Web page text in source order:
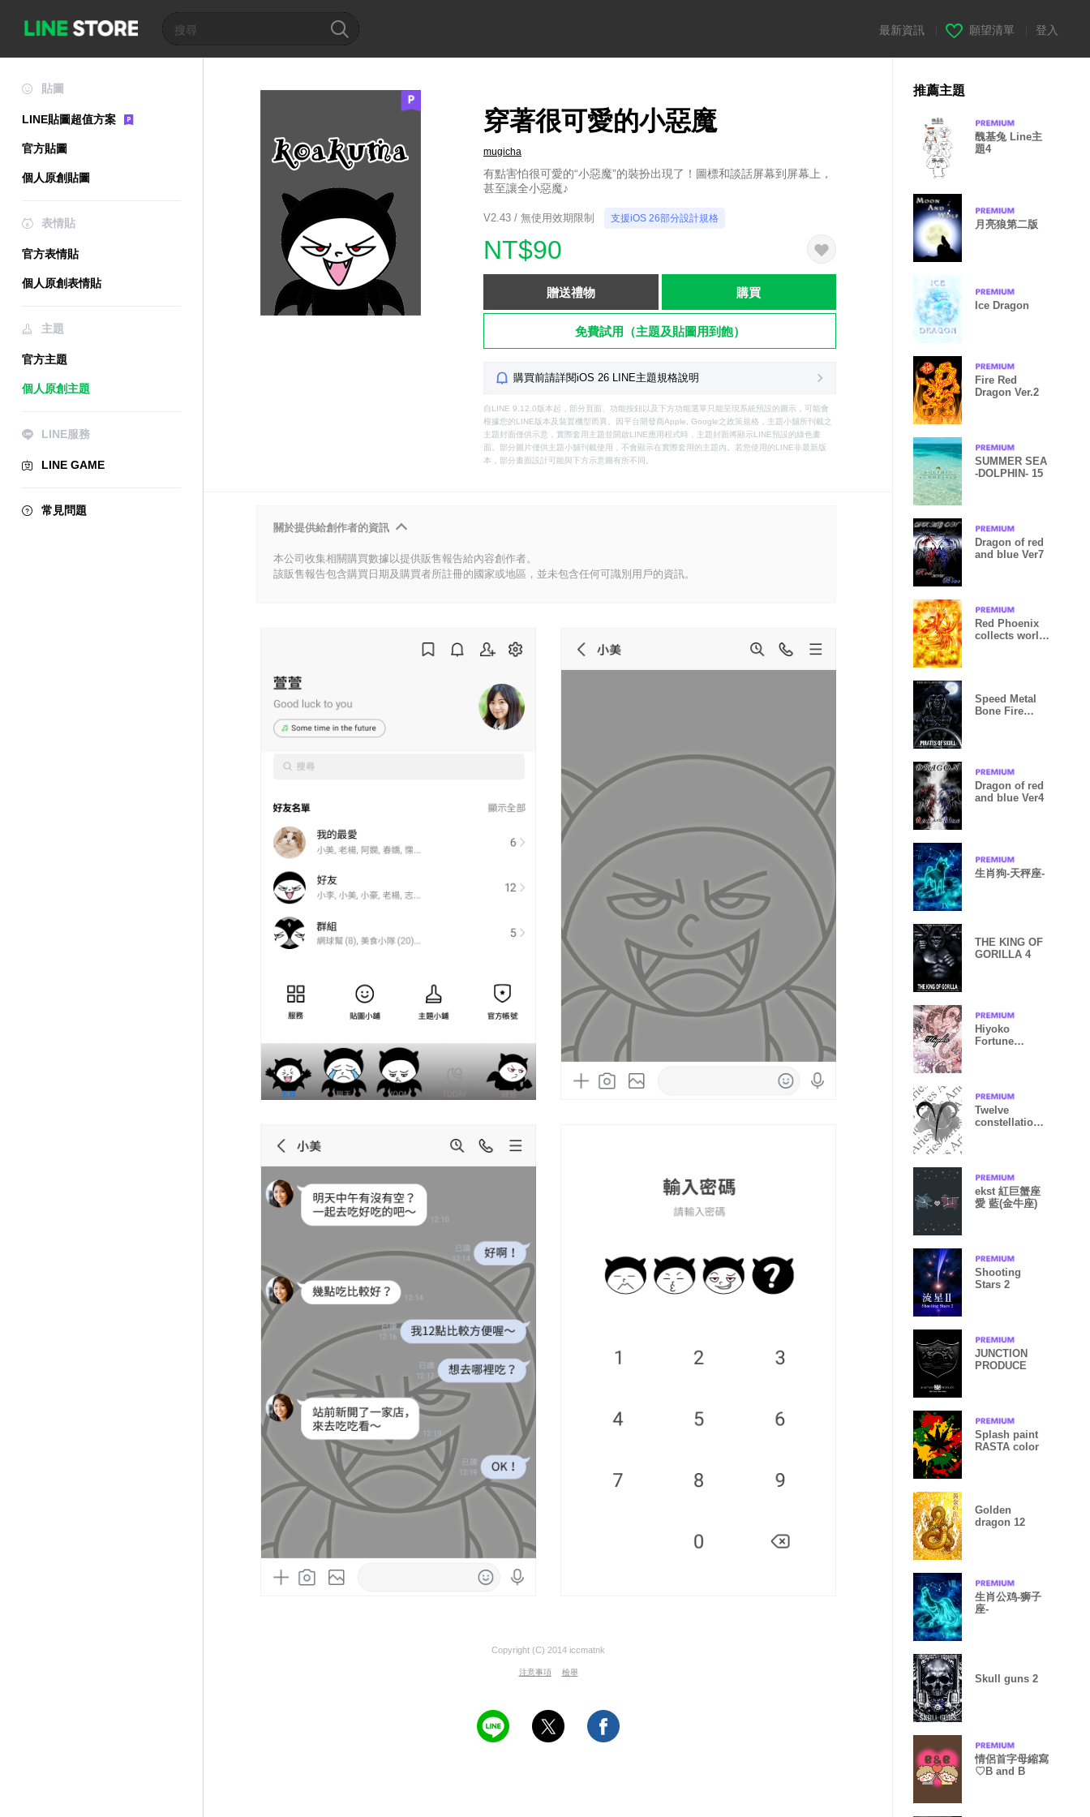
最新資訊 願望清單 登入
貼圖
LINE貼圖超值方案
官方貼圖
個人原創貼圖
表情貼
官方表情貼
個人原創表情貼
主題
官方主題
個人原創主題
LINE服務
LINE GAME
常見問題
穿著很可愛的小惡魔
mugicha
有點害怕很可愛的“小惡魔”的裝扮出現了！圖標和談話屏幕到屏幕上，
甚至讓全小惡魔♪
V2.43 / 無使用效期限制 支援iOS 26部分設計規格
NT$90
贈送禮物 購買
免費試用（主題及貼圖用到飽）
購買前請詳閱iOS 26 LINE主題規格說明
自LINE 9.12.0版本起，部分頁面、功能按鈕以及下方功能選單只能呈現系統預設的圖示，可能會
根據您的LINE版本及裝置機型而異。因平台開發商Apple, Google之政策規格，主題小舖所刊載之
主題封面僅供示意，實際套用主題並開啟LINE應用程式時，主題封面將顯示LINE預設的綠色畫
面。部分圖片僅供主題小舖刊載使用，不會顯示在實際套用的主題內。若您使用的LINE非最新版
本，部分畫面設計可能與下方示意圖有所不同。
關於提供給創作者的資訊
本公司收集相關購買數據以提供販售報告給內容創作者。
該販售報告包含購買日期及購買者所註冊的國家或地區，並未包含任何可識別用戶的資訊。
Copyright (C) 2014 iccmatnk
注意事項 檢舉
推薦主題
醜基兔 Line主
題4
月亮狼第二版
Ice Dragon
Fire Red
Dragon Ver.2
SUMMER SEA
-DOLPHIN- 15
Dragon of red
and blue Ver7
Red Phoenix
collects world
Speed Metal
Bone Fire
Dragon of red
and blue Ver4
生肖狗-天秤座-
THE KING OF
GORILLA 4
Hiyoko
Fortune
Twelve
constellations
ekst 紅巨蟹座
愛 藍(金牛座)
Shooting
Stars 2
JUNCTION
PRODUCE
Splash paint
RASTA color
Golden
dragon 12
生肖公鸡-狮子
座-
Skull guns 2
情侶首字母縮寫
♡B and B